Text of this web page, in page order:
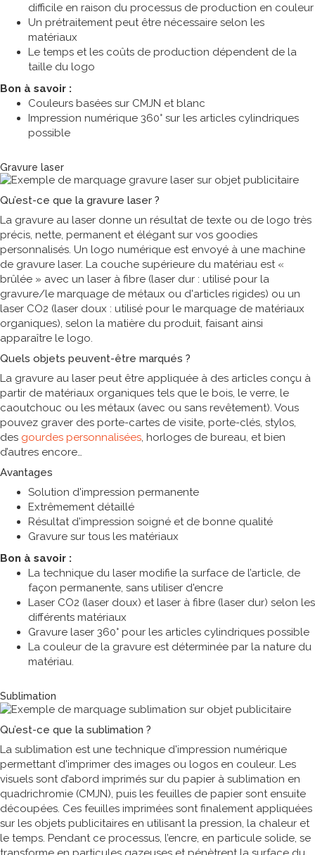
difficile en raison du processus de production en couleur
Un prétraitement peut être nécessaire selon les
matériaux
Le temps et les coûts de production dépendent de la
taille du logo
Bon à savoir :
Couleurs basées sur CMJN et blanc
Impression numérique 360° sur les articles cylindriques
possible
Gravure laser
Qu’est-ce que la gravure laser ?
La gravure au laser donne un résultat de texte ou de logo très
précis, nette, permanent et élégant sur vos goodies
personnalisés. Un logo numérique est envoyé à une machine
de gravure laser. La couche supérieure du matériau est «
brûlée » avec un laser à fibre (laser dur : utilisé pour la
gravure/le marquage de métaux ou d'articles rigides) ou un
laser CO2 (laser doux : utilisé pour le marquage de matériaux
organiques), selon la matière du produit, faisant ainsi
apparaître le logo.
Quels objets peuvent-être marqués ?
La gravure au laser peut être appliquée à des articles conçu à
partir de matériaux organiques tels que le bois, le verre, le
caoutchouc ou les métaux (avec ou sans revêtement). Vous
pouvez graver des porte-cartes de visite, porte-clés, stylos,
des gourdes personnalisées, horloges de bureau, et bien
d’autres encore
Avantages
Solution d'impression permanente
Extrêmement détaillé
Résultat d'impression soigné et de bonne qualité
Gravure sur tous les matériaux
Bon à savoir :
La technique du laser modifie la surface de l’article, de
façon permanente, sans utiliser d'encre
Laser CO2 (laser doux) et laser à fibre (laser dur) selon les
différents matériaux
Gravure laser 360° pour les articles cylindriques possible
La couleur de la gravure est déterminée par la nature du
matériau.
Sublimation
Qu’est-ce que la sublimation ?
La sublimation est une technique d'impression numérique
permettant d'imprimer des images ou logos en couleur. Les
visuels sont d’abord imprimés sur du papier à sublimation en
quadrichromie (CMJN), puis les feuilles de papier sont ensuite
découpées. Ces feuilles imprimées sont finalement appliquées
sur les objets publicitaires en utilisant la pression, la chaleur et
le temps. Pendant ce processus, l’encre, en particule solide, se